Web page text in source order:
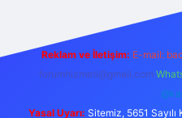
Reklam ve İletişim: E-mail:
forumhizmeti@gmail.com
Yasal Uyarı: Sitemiz, 5651